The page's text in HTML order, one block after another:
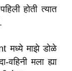
होती त्यात
मध्ये माझे डोळे
मला ह्या